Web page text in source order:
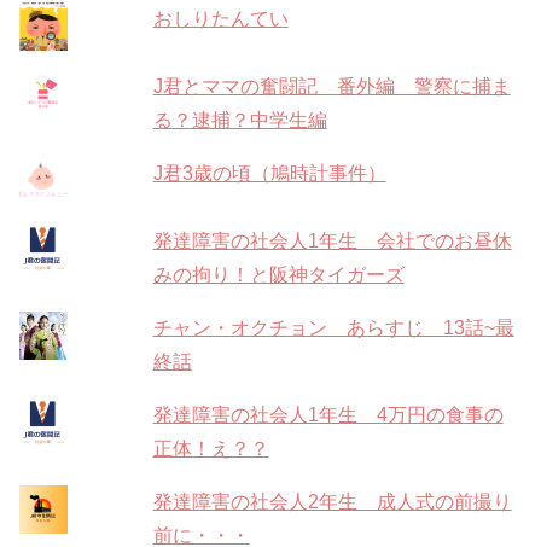
おしりたんてい
J君とママの奮闘記 番外編 警察に捕ま
る？逮捕？中学生編
J君3歳の頃（鳩時計事件）
発達障害の社会人1年生 会社でのお昼休
みの拘り！と阪神タイガーズ
チャン・オクチョン あらすじ 13話~最
終話
発達障害の社会人1年生 4万円の食事の
正体！え？？
発達障害の社会人2年生 成人式の前撮り
前に・・・